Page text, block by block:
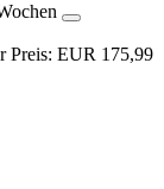
Preis: EUR 175,99